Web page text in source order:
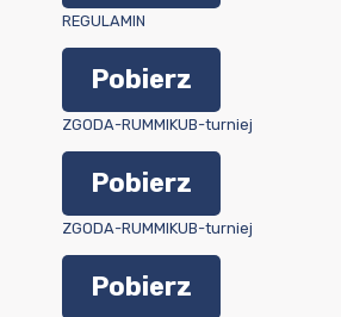
REGULAMIN
Pobierz
ZGODA-RUMMIKUB-turniej
Pobierz
ZGODA-RUMMIKUB-turniej
Pobierz